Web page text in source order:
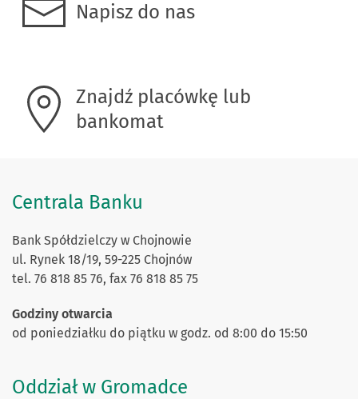
Napisz do nas
Znajdź placówkę lub
bankomat
Centrala Banku
Bank Spółdzielczy w Chojnowie
ul. Rynek 18/19, 59-225 Chojnów
tel. 76 818 85 76, fax 76 818 85 75
Godziny otwarcia
od poniedziałku do piątku w godz. od 8:00 do 15:50
Oddział w Gromadce